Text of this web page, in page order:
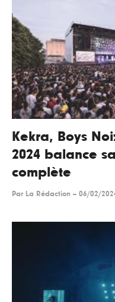
Kekra, Boys
2024 balance
complète
Par La Rédaction -- 06/02/